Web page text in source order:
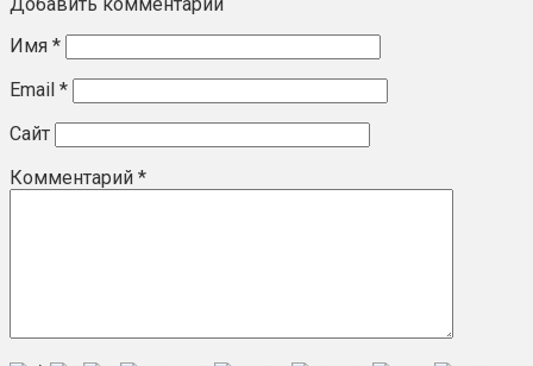
Имя *
Email *
Сайт
Комментарий *